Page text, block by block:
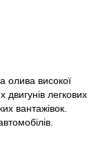
олива високої
двигунів легкових
вантажівок.